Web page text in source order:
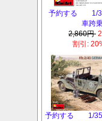
予約する 1/
車跨
2,860円
割引:
予約する 1/35